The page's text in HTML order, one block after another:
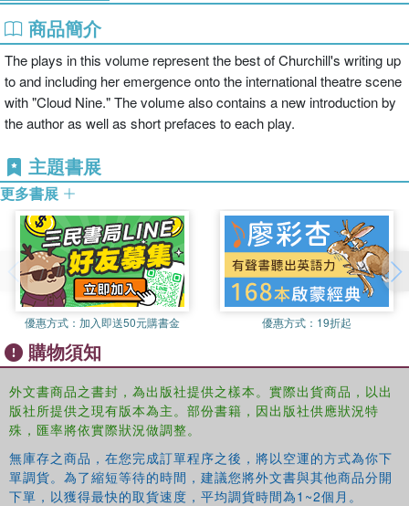
商品簡介
The plays in this volume represent the best of Churchill's writing up
to and including her emergence onto the international theatre scene
with "Cloud Nine." The volume also contains a new introduction by
the author as well as short prefaces to each play.
主題書展
更多書展
優惠方式： 加入即送50元購書金 優惠方式： 19折起
購物須知
外文書商品之書封，為出版社提供之樣本。實際出貨商品，以出
版社所提供之現有版本為主。部份書籍，因出版社供應狀況特
殊，匯率將依實際狀況做調整。
無庫存之商品，在您完成訂單程序之後，將以空運的方式為你下
單調貨。為了縮短等待的時間，建議您將外文書與其他商品分開
下單，以獲得最快的取貨速度，平均調貨時間為1~2個月。